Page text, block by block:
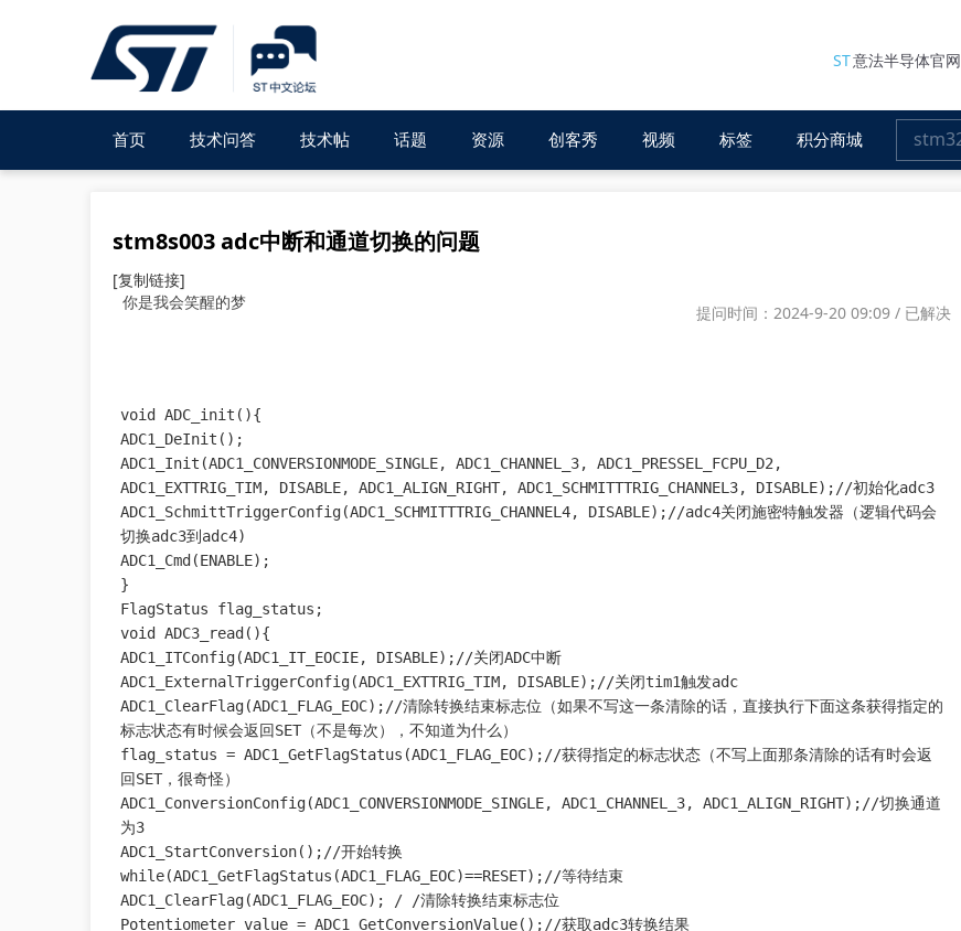
ST意法半导体官网
首页 技术问答 技术帖 话题 资源 创客秀 视频 标签 积分商城
stm8s003 adc中断和通道切换的问题
[复制链接]
你是我会笑醒的梦
提问时间：2024-9-20 09:09 / 已解决
void ADC_init(){
ADC1_DeInit();
ADC1_Init(ADC1_CONVERSIONMODE_SINGLE, ADC1_CHANNEL_3, ADC1_PRESSEL_FCPU_D2,
ADC1_EXTTRIG_TIM, DISABLE, ADC1_ALIGN_RIGHT, ADC1_SCHMITTTRIG_CHANNEL3, DISABLE);//初始化adc3
ADC1_SchmittTriggerConfig(ADC1_SCHMITTTRIG_CHANNEL4, DISABLE);//adc4关闭施密特触发器（逻辑代码会
切换adc3到adc4)
ADC1_Cmd(ENABLE);
}
FlagStatus flag_status;
void ADC3_read(){
ADC1_ITConfig(ADC1_IT_EOCIE, DISABLE);//关闭ADC中断
ADC1_ExternalTriggerConfig(ADC1_EXTTRIG_TIM, DISABLE);//关闭tim1触发adc
ADC1_ClearFlag(ADC1_FLAG_EOC);//清除转换结束标志位（如果不写这一条清除的话，直接执行下面这条获得指定的
标志状态有时候会返回SET（不是每次），不知道为什么）
flag_status = ADC1_GetFlagStatus(ADC1_FLAG_EOC);//获得指定的标志状态（不写上面那条清除的话有时会返
回SET，很奇怪）
ADC1_ConversionConfig(ADC1_CONVERSIONMODE_SINGLE, ADC1_CHANNEL_3, ADC1_ALIGN_RIGHT);//切换通道
为3
ADC1_StartConversion();//开始转换
while(ADC1_GetFlagStatus(ADC1_FLAG_EOC)==RESET);//等待结束
ADC1_ClearFlag(ADC1_FLAG_EOC); / /清除转换结束标志位
Potentiometer_value = ADC1_GetConversionValue();//获取adc3转换结果